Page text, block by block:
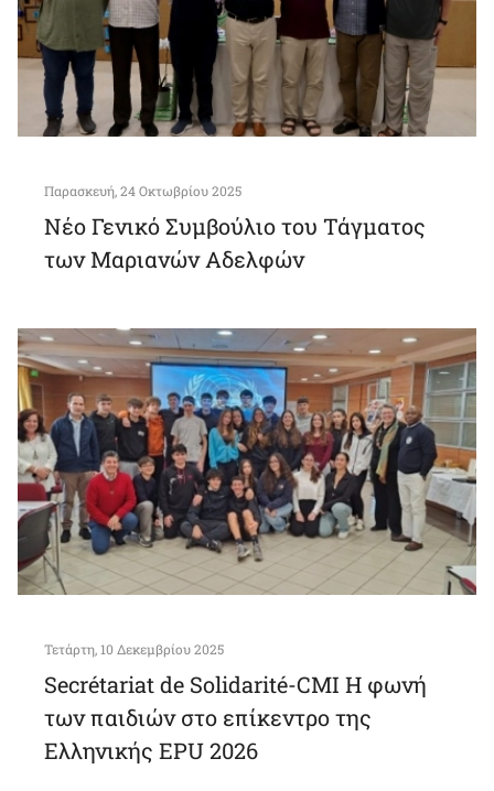
Παρασκευή, 24 Οκτωβρίου 2025
Νέο Γενικό Συμβούλιο του Τάγματος
των Μαριανών Αδελφών
Τετάρτη, 10 Δεκεμβρίου 2025
Secrétariat de Solidarité-CMI Η φωνή
των παιδιών στο επίκεντρο της
Ελληνικής ΕPU 2026